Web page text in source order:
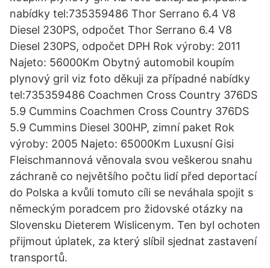
nabídky tel:735359486 Thor Serrano 6.4 V8
Diesel 230PS, odpočet Thor Serrano 6.4 V8
Diesel 230PS, odpočet DPH Rok výroby: 2011
Najeto: 56000Km Obytný automobil koupím
plynový gril viz foto děkuji za případné nabídky
tel:735359486 Coachmen Cross Country 376DS
5.9 Cummins Coachmen Cross Country 376DS
5.9 Cummins Diesel 300HP, zimní paket Rok
výroby: 2005 Najeto: 65000Km Luxusní Gisi
Fleischmannová věnovala svou veškerou snahu
záchraně co největšího počtu lidí před deportací
do Polska a kvůli tomuto cíli se neváhala spojit s
německým poradcem pro židovské otázky na
Slovensku Dieterem Wislicenym. Ten byl ochoten
přijmout úplatek, za který slíbil sjednat zastavení
transportů.